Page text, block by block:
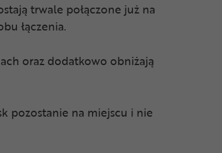
trwale połączone już na
łączenia.
oraz dodatkowo obniżają
pozostanie na miejscu i nie